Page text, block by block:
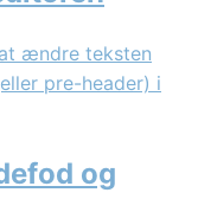
ændre teksten
pre-header) i
og